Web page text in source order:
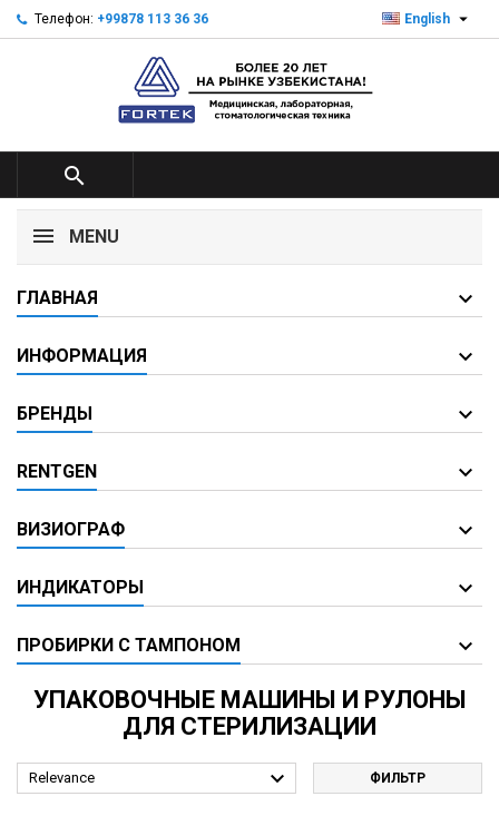
Телефон: +99878 113 36 36 English 

MENU
ГЛАВНАЯ
ИНФОРМАЦИЯ
БРЕНДЫ
RENTGEN
ВИЗИОГРАФ
ИНДИКАТОРЫ
ПРОБИРКИ С ТАМПОНОМ
УПАКОВОЧНЫЕ МАШИНЫ И РУЛОНЫ
ДЛЯ СТЕРИЛИЗАЦИИ
Relevance  ФИЛЬТР